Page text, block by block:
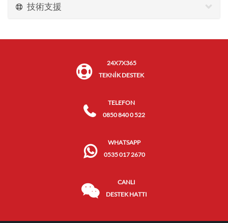
技術支援
24X7X365
TEKNİK DESTEK
TELEFON
0850 840 0 522
WHATSAPP
0535 017 2670
CANLI
DESTEK HATTI